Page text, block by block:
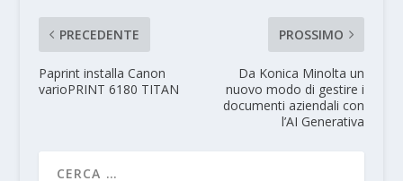
PRECEDENTE
Paprint installa Canon
varioPRINT 6180 TITAN
PROSSIMO
Da Konica Minolta un
nuovo modo di gestire i
documenti aziendali con
l’AI Generativa